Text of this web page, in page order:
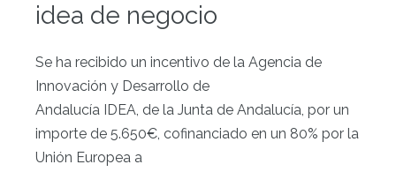
idea de negocio
Se ha recibido un incentivo de la Agencia de
Innovación y Desarrollo de
Andalucía IDEA, de la Junta de Andalucía, por un
importe de 5.650€, cofinanciado en un 80% por la
Unión Europea a